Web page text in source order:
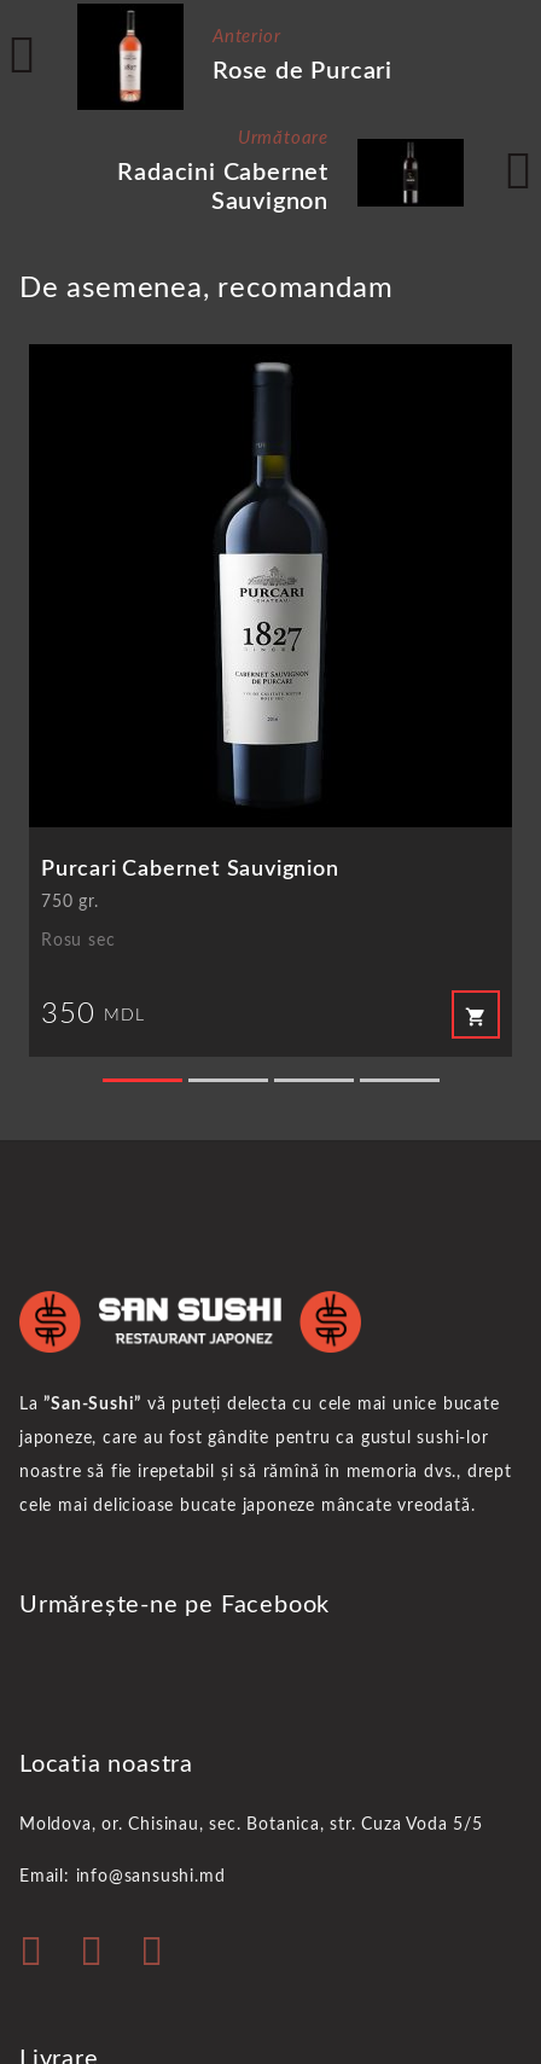
Anterior
Rose de Purcari
Următoare
Radacini Cabernet
Sauvignon
De asemenea, recomandam
Purcari Cabernet Sauvignion
750 gr.
Rosu sec
350 MDL shopping_cart
La”San-Sushi” vă puteți delecta cu cele mai unice bucate
japoneze, care au fost gândite pentru ca gustul sushi-lor
noastre să fie irepetabil și să rămînă în memoria dvs., drept
cele mai delicioase bucate japoneze mâncate vreodată.
Urmărește-ne pe Facebook
Locatia noastra
Moldova, or. Chisinau, sec. Botanica, str. Cuza Voda 5/5
Email: info@sansushi.md
Livrare